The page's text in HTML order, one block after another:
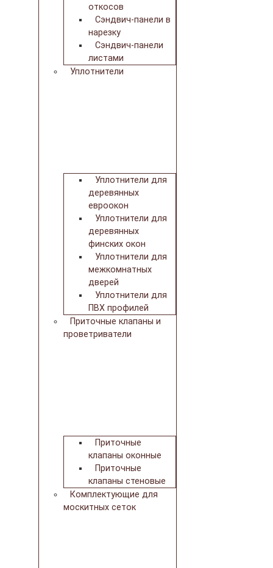
откосов
Сэндвич-панели в
нарезку
Сэндвич-панели
листами
Уплотнители
Уплотнители для
деревянных
евроокон
Уплотнители для
деревянных
финских окон
Уплотнители для
межкомнатных
дверей
Уплотнители для
ПВХ профилей
Приточные клапаны и
проветриватели
Приточные
клапаны оконные
Приточные
клапаны стеновые
Комплектующие для
москитных сеток